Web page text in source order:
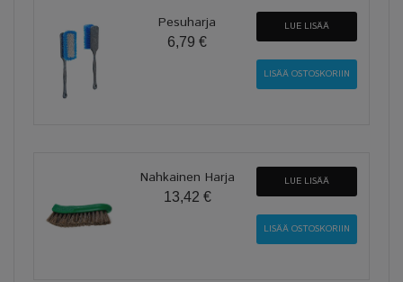
Pesuharja
6,79 €
LUE LISÄÄ
Nahkainen Harja
13,42 €
LUE LISÄÄ